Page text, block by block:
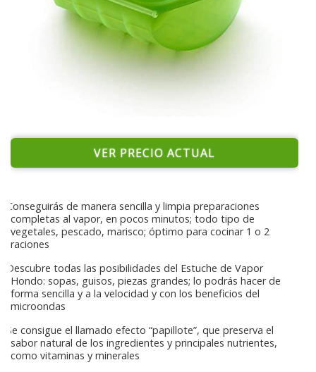
VER PRECIO ACTUAL
Conseguirás de manera sencilla y limpia preparaciones
completas al vapor, en pocos minutos; todo tipo de
vegetales, pescado, marisco; óptimo para cocinar 1 o 2
raciones
Descubre todas las posibilidades del Estuche de Vapor
Hondo: sopas, guisos, piezas grandes; lo podrás hacer de
forma sencilla y a la velocidad y con los beneficios del
microondas
Se consigue el llamado efecto “papillote”, que preserva el
sabor natural de los ingredientes y principales nutrientes,
como vitaminas y minerales